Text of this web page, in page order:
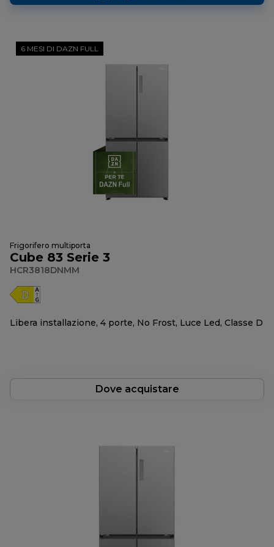
6 MESI DI DAZN FULL
Frigorifero multiporta
Cube 83 Serie 3
HCR3818DNMM
Libera installazione, 4 porte, No Frost, Luce Led, Classe D
Dove acquistare